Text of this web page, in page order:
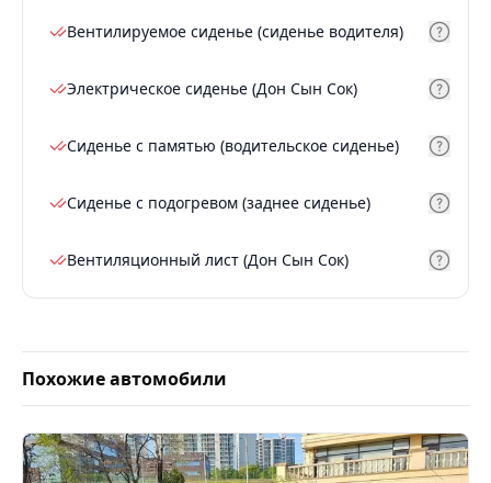
Вентилируемое сиденье (сиденье водителя)
Электрическое сиденье (Дон Сын Сок)
Сиденье с памятью (водительское сиденье)
Сиденье с подогревом (заднее сиденье)
Вентиляционный лист (Дон Сын Сок)
Похожие автомобили